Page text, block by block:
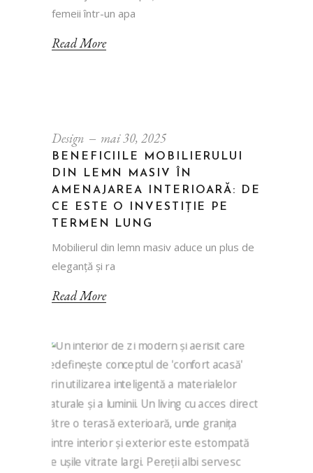
femeii într-un apa
Read More
Design mai 30, 2025
BENEFICIILE MOBILIERULUI
DIN LEMN MASIV ÎN
AMENAJAREA INTERIOARĂ: DE
CE ESTE O INVESTIȚIE PE
TERMEN LUNG
Mobilierul din lemn masiv aduce un plus de
eleganță și ra
Read More